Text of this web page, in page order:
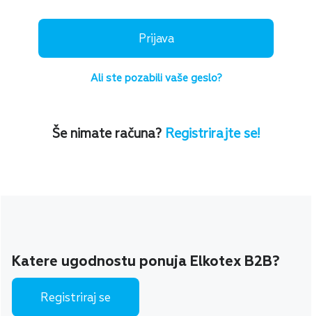
Prijava
Ali ste pozabili vaše geslo?
Še nimate računa? Registrirajte se!
Katere ugodnostu ponuja Elkotex B2B?
Registriraj se